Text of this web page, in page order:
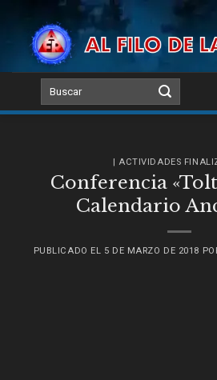
content
| ACTIVIDADES
Conferencia
Calendario
PUBLICADO EL 5 DE MARZO DE 2018